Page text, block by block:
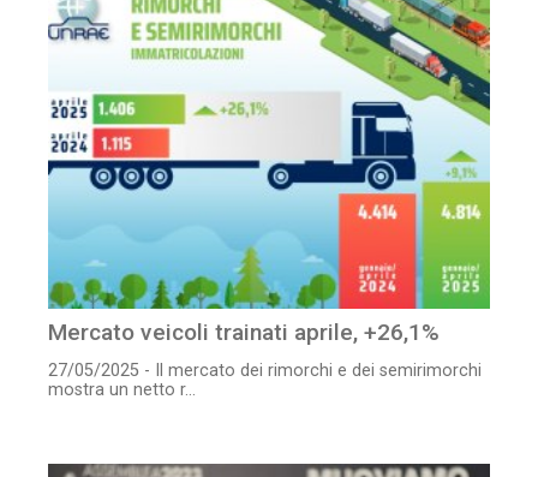
Mercato veicoli trainati aprile, +26,1%
27/05/2025 - Il mercato dei rimorchi e dei semirimorchi
mostra un netto r...